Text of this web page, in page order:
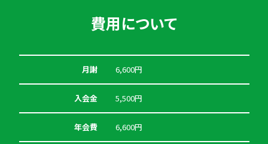
費用について
月謝 6,600円
入会金 5,500円
年会費 6,600円